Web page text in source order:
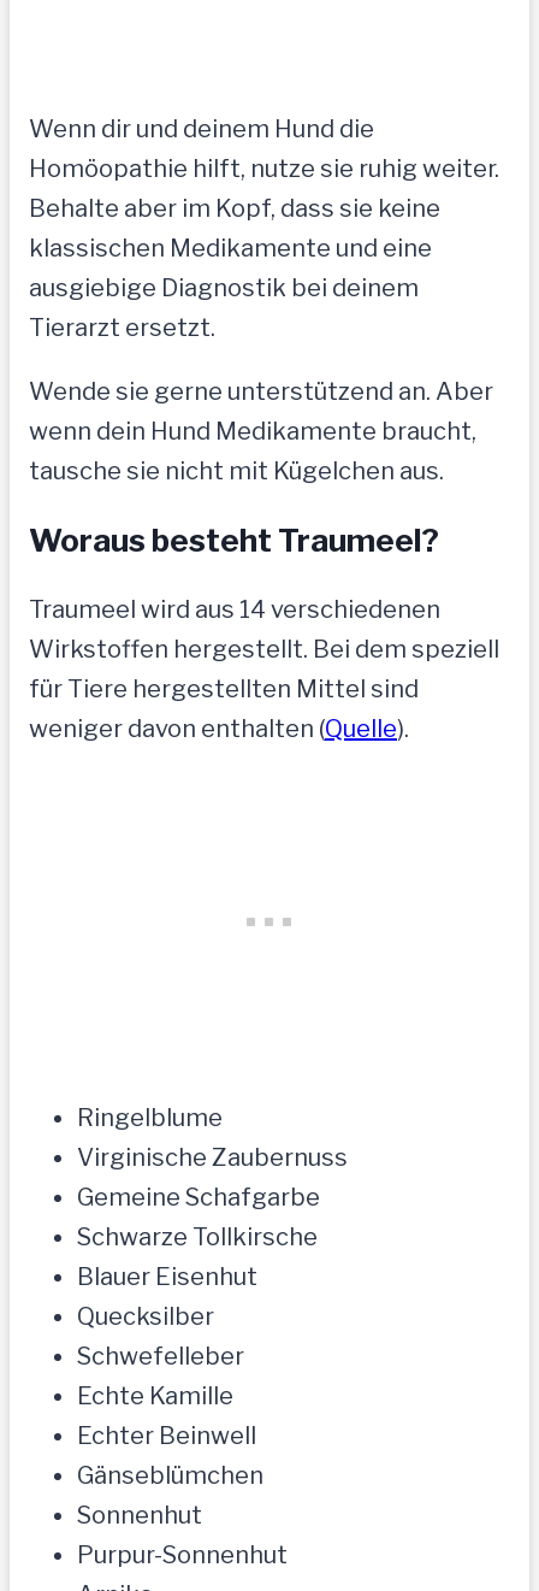
Wenn dir und deinem Hund die
Homöopathie hilft, nutze sie ruhig weiter.
Behalte aber im Kopf, dass sie keine
klassischen Medikamente und eine
ausgiebige Diagnostik bei deinem
Tierarzt ersetzt.
Wende sie gerne unterstützend an. Aber
wenn dein Hund Medikamente braucht,
tausche sie nicht mit Kügelchen aus.
Woraus besteht Traumeel?
Traumeel wird aus 14 verschiedenen
Wirkstoffen hergestellt. Bei dem speziell
für Tiere hergestellten Mittel sind
weniger davon enthalten (Quelle).
Ringelblume
Virginische Zaubernuss
Gemeine Schafgarbe
Schwarze Tollkirsche
Blauer Eisenhut
Quecksilber
Schwefelleber
Echte Kamille
Echter Beinwell
Gänseblümchen
Sonnenhut
Purpur-Sonnenhut